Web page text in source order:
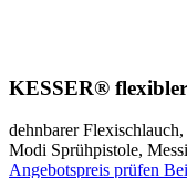
KESSER®
dehnbarer
Modi Sprühpistole,
Angebotspreis prüfen